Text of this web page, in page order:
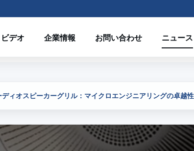
ビデオ 企業情報 お問い合わせ ニュース
ィオスピーカーグリル：マイクロエンジニアリングの卓越